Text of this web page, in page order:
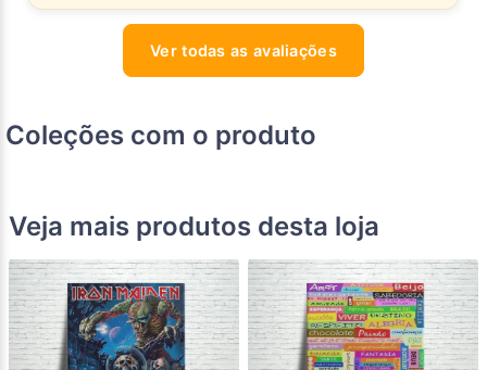
Ver todas as avaliações
Coleções com o produto
Veja mais produtos desta loja